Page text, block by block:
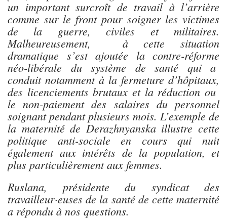
un important surcroît de travail à l’arrière
comme sur le front pour soigner les victimes
de la guerre, civiles et militaires.
Malheureusement, à cette situation
dramatique s’est ajoutée la contre-réforme
néo-libérale du système de santé qui a
conduit notamment à la fermeture d’hôpitaux,
des licenciements brutaux et la réduction ou
le non-paiement des salaires du personnel
soignant pendant plusieurs mois. L’exemple de
la maternité de Derazhnyanska illustre cette
politique anti-sociale en cours qui nuit
également aux intérêts de la population, et
plus particulièrement aux femmes.
Ruslana, présidente du syndicat des
travailleur·euses de la santé de cette maternité
a répondu à nos questions.